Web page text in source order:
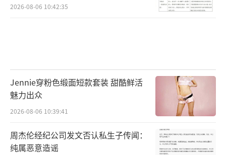
2026-08-06 10:42:35
Jennie穿粉色缎面短款套装 甜酷鲜活
魅力出众
2026-08-06 10:39:41
周杰伦经纪公司发文否认私生子传闻：
纯属恶意造谣